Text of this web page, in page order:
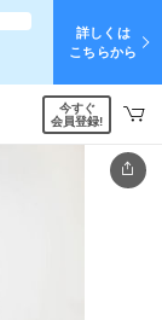
詳しくは
こちらから
今すぐ
会員登録!